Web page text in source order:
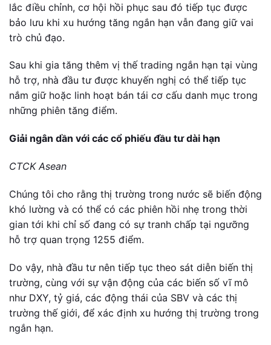
lắc điều chỉnh, cơ hội hồi phục sau đó tiếp tục được
bảo lưu khi xu hướng tăng ngắn hạn vẫn đang giữ vai
trò chủ đạo.
Sau khi gia tăng thêm vị thế trading ngắn hạn tại vùng
hỗ trợ, nhà đầu tư được khuyến nghị có thể tiếp tục
nắm giữ hoặc linh hoạt bán tái cơ cấu danh mục trong
những phiên tăng điểm.
Giải ngân dần với các cổ phiếu đầu tư dài hạn
CTCK Asean
Chúng tôi cho rằng thị trường trong nước sẽ biến động
khó lường và có thể có các phiên hồi nhẹ trong thời
gian tới khi chỉ số đang có sự tranh chấp tại ngưỡng
hỗ trợ quan trọng 1255 điểm.
Do vậy, nhà đầu tư nên tiếp tục theo sát diễn biến thị
trường, cùng với sự vận động của các biến số vĩ mô
như DXY, tỷ giá, các động thái của SBV và các thị
trường thế giới, để xác định xu hướng thị trường trong
ngắn hạn.